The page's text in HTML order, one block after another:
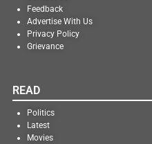
Feedback
Advertise With Us
Privacy Policy
Grievance
READ
Politics
Latest
Movies